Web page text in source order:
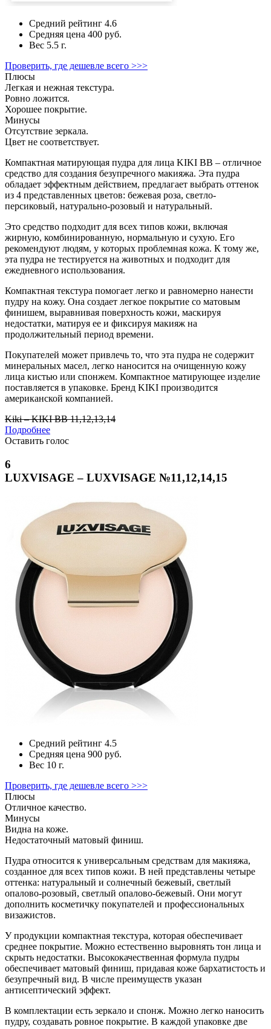
Средний рейтинг 4.6
Средняя цена 400 руб.
Вес 5.5 г.
Проверить, где дешевле всего >>>
Плюсы
Легкая и нежная текстура.
Ровно ложится.
Хорошее покрытие.
Минусы
Отсутствие зеркала.
Цвет не соответствует.
Компактная матирующая пудра для лица KIKI BB – отличное
средство для создания безупречного макияжа. Эта пудра
обладает эффектным действием, предлагает выбрать оттенок
из 4 представленных цветов: бежевая роза, светло-
персиковый, натурально-розовый и натуральный.
Это средство подходит для всех типов кожи, включая
жирную, комбинированную, нормальную и сухую. Его
рекомендуют людям, у которых проблемная кожа. К тому же,
эта пудра не тестируется на животных и подходит для
ежедневного использования.
Компактная текстура помогает легко и равномерно нанести
пудру на кожу. Она создает легкое покрытие со матовым
финишем, выравнивая поверхность кожи, маскируя
недостатки, матируя ее и фиксируя макияж на
продолжительный период времени.
Покупателей может привлечь то, что эта пудра не содержит
минеральных масел, легко наносится на очищенную кожу
лица кистью или спонжем. Компактное матирующее изделие
поставляется в упаковке. Бренд KIKI производится
американской компанией.
Kiki – KIKI BB 11,12,13,14
Подробнее
Оставить голос
6
LUXVISAGE – LUXVISAGE №11,12,14,15
Средний рейтинг 4.5
Средняя цена 900 руб.
Вес 10 г.
Проверить, где дешевле всего >>>
Плюсы
Отличное качество.
Минусы
Видна на коже.
Недостаточный матовый финиш.
Пудра относится к универсальным средствам для макияжа,
созданное для всех типов кожи. В ней представлены четыре
оттенка: натуральный и солнечный бежевый, светлый
опалово-розовый, светлый опалово-бежевый. Они могут
дополнить косметичку покупателей и профессиональных
визажистов.
У продукции компактная текстура, которая обеспечивает
среднее покрытие. Можно естественно выровнять тон лица и
скрыть недостатки. Высококачественная формула пудры
обеспечивает матовый финиш, придавая коже бархатистость и
безупречный вид. В числе преимуществ указан
антисептический эффект.
В комплектации есть зеркало и спонж. Можно легко наносить
пудру, создавать ровное покрытие. В каждой упаковке две